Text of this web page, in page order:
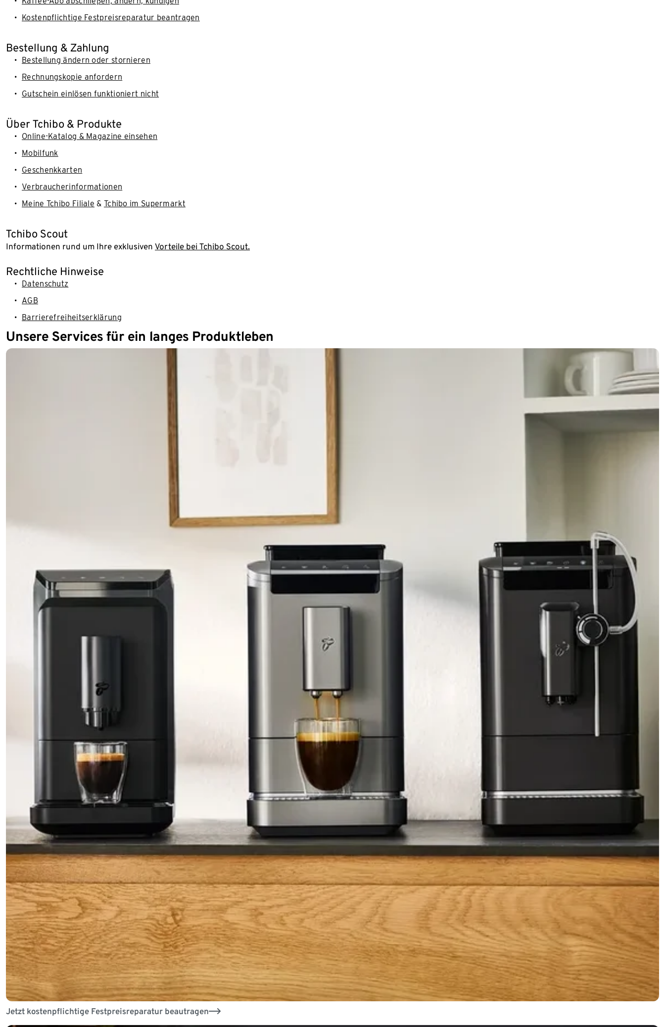
Kostenpflichtige Festpreisreparatur beantragen
Bestellung & Zahlung
Bestellung ändern oder stornieren
Rechnungskopie anfordern
Gutschein einlösen funktioniert nicht
Über Tchibo & Produkte
Online-Katalog & Magazine einsehen
Mobilfunk
Geschenkkarten
Verbraucherinformationen
Meine Tchibo Filiale & Tchibo im Supermarkt
Tchibo Scout
Informationen rund um Ihre exklusiven Vorteile bei Tchibo Scout.
Rechtliche Hinweise
Datenschutz
AGB
Barrierefreiheitserklärung
Unsere Services für ein langes Produktleben
Jetzt kostenpflichtige Festpreisreparatur beautragen